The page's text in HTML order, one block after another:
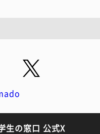
生の窓口 公式X